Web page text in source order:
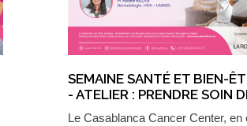
SEMAINE SANTÉ ET BIEN-
- ATELIER : PRENDRE SOIN
CHEVEUX ET DE SES ONGLES
Le Casablanca Cancer Center, en